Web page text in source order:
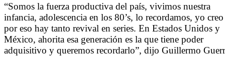
“Somos la fuerza productiva del país, vivimos nuestra
infancia, adolescencia en los 80’s, lo recordamos, yo
por eso hay tanto revival en series. En Estados Unidos y
México, ahorita esa generación es la que tiene poder
adquisitivo y queremos recordarlo”, dijo Guillermo